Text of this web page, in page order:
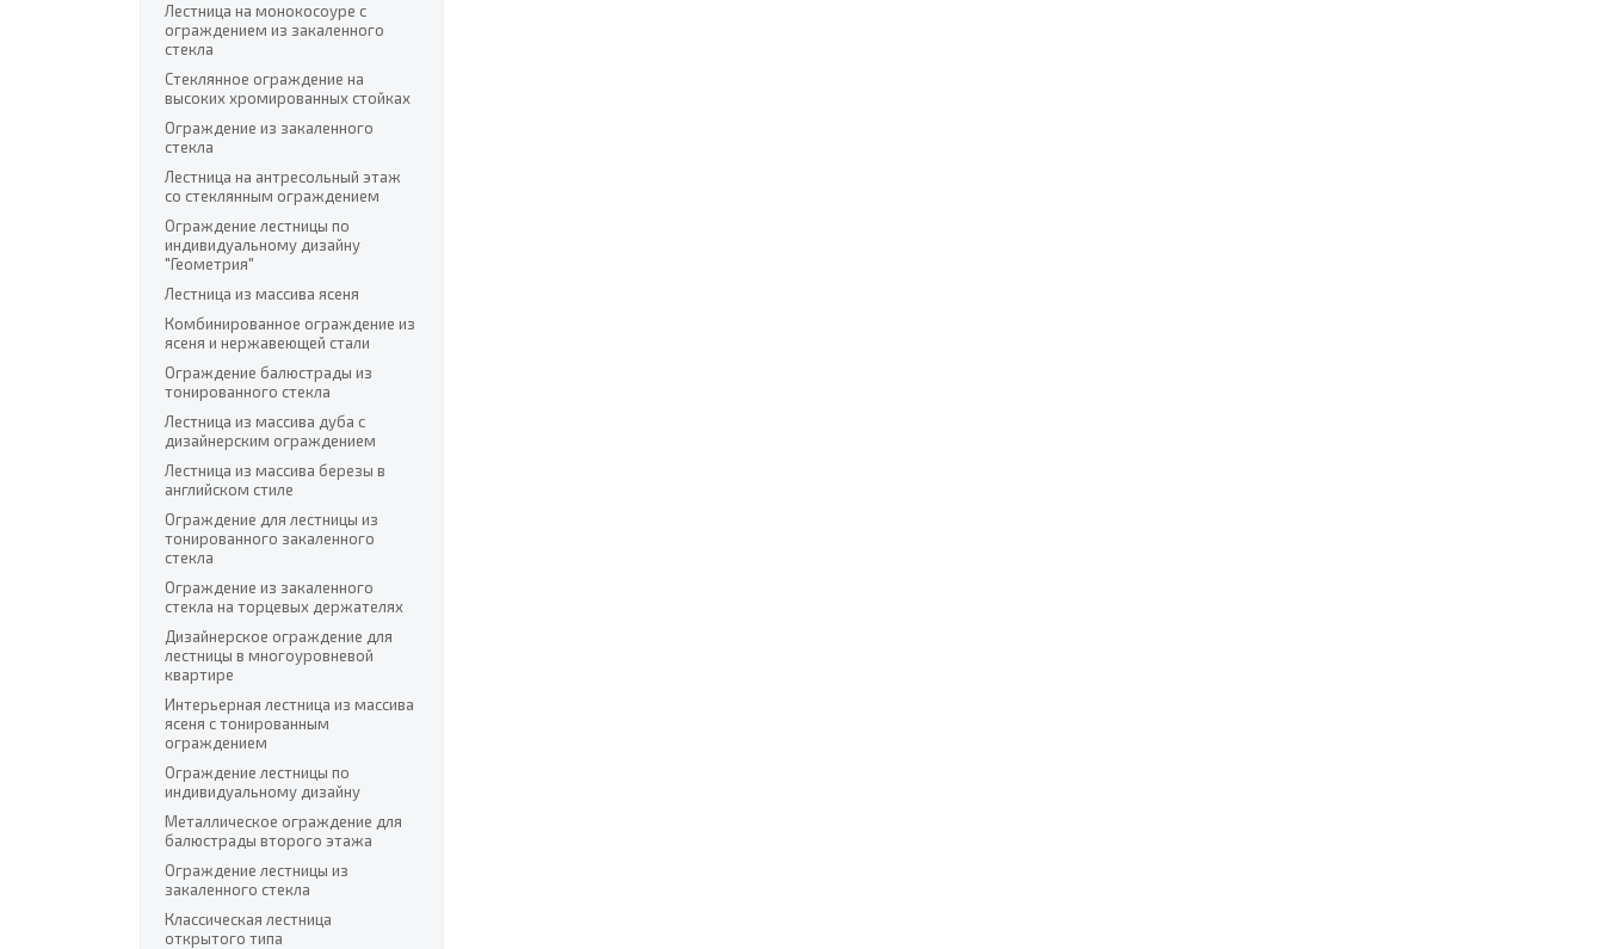
Лестница на монокосоуре с
ограждением из закаленного
стекла
Стеклянное ограждение на
высоких хромированных стойках
Ограждение из закаленного
стекла
Лестница на антресольный этаж
со стеклянным ограждением
Ограждение лестницы по
индивидуальному дизайну
"Геометрия"
Лестница из массива ясеня
Комбинированное ограждение из
ясеня и нержавеющей стали
Ограждение балюстрады из
тонированного стекла
Лестница из массива дуба с
дизайнерским ограждением
Лестница из массива березы в
английском стиле
Ограждение для лестницы из
тонированного закаленного
стекла
Ограждение из закаленного
стекла на торцевых держателях
Дизайнерское ограждение для
лестницы в многоуровневой
квартире
Интерьерная лестница из массива
ясеня с тонированным
ограждением
Ограждение лестницы по
индивидуальному дизайну
Металлическое ограждение для
балюстрады второго этажа
Ограждение лестницы из
закаленного стекла
Классическая лестница
открытого типа